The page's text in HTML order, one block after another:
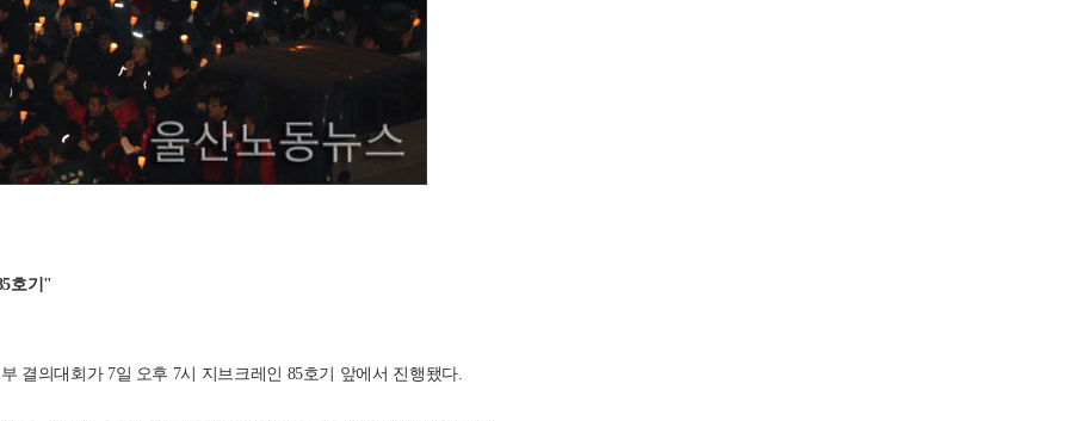
호기"
결의대회가 7일 오후 7시 지브크레인 85호기 앞에서 진행됐다.